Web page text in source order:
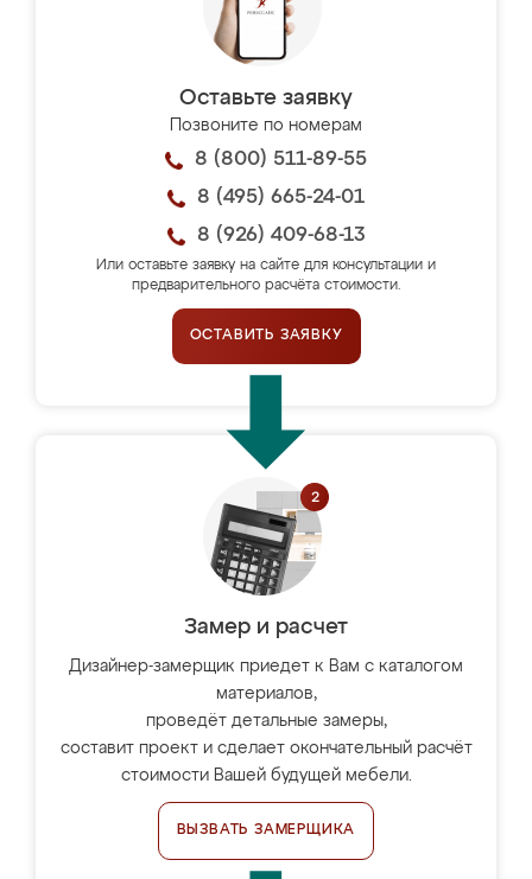
Оставьте заявку
Позвоните по номерам
8 (800) 511-89-55
8 (495) 665-24-01
8 (926) 409-68-13
Или оставьте заявку на сайте для консультации и
предварительного расчёта стоимости.
ОСТАВИТЬ ЗАЯВКУ
Замер и расчет
Дизайнер-замерщик приедет к Вам с каталогом
материалов,
проведёт детальные замеры,
составит проект и сделает окончательный расчёт
стоимости Вашей будущей мебели.
ВЫЗВАТЬ ЗАМЕРЩИКА